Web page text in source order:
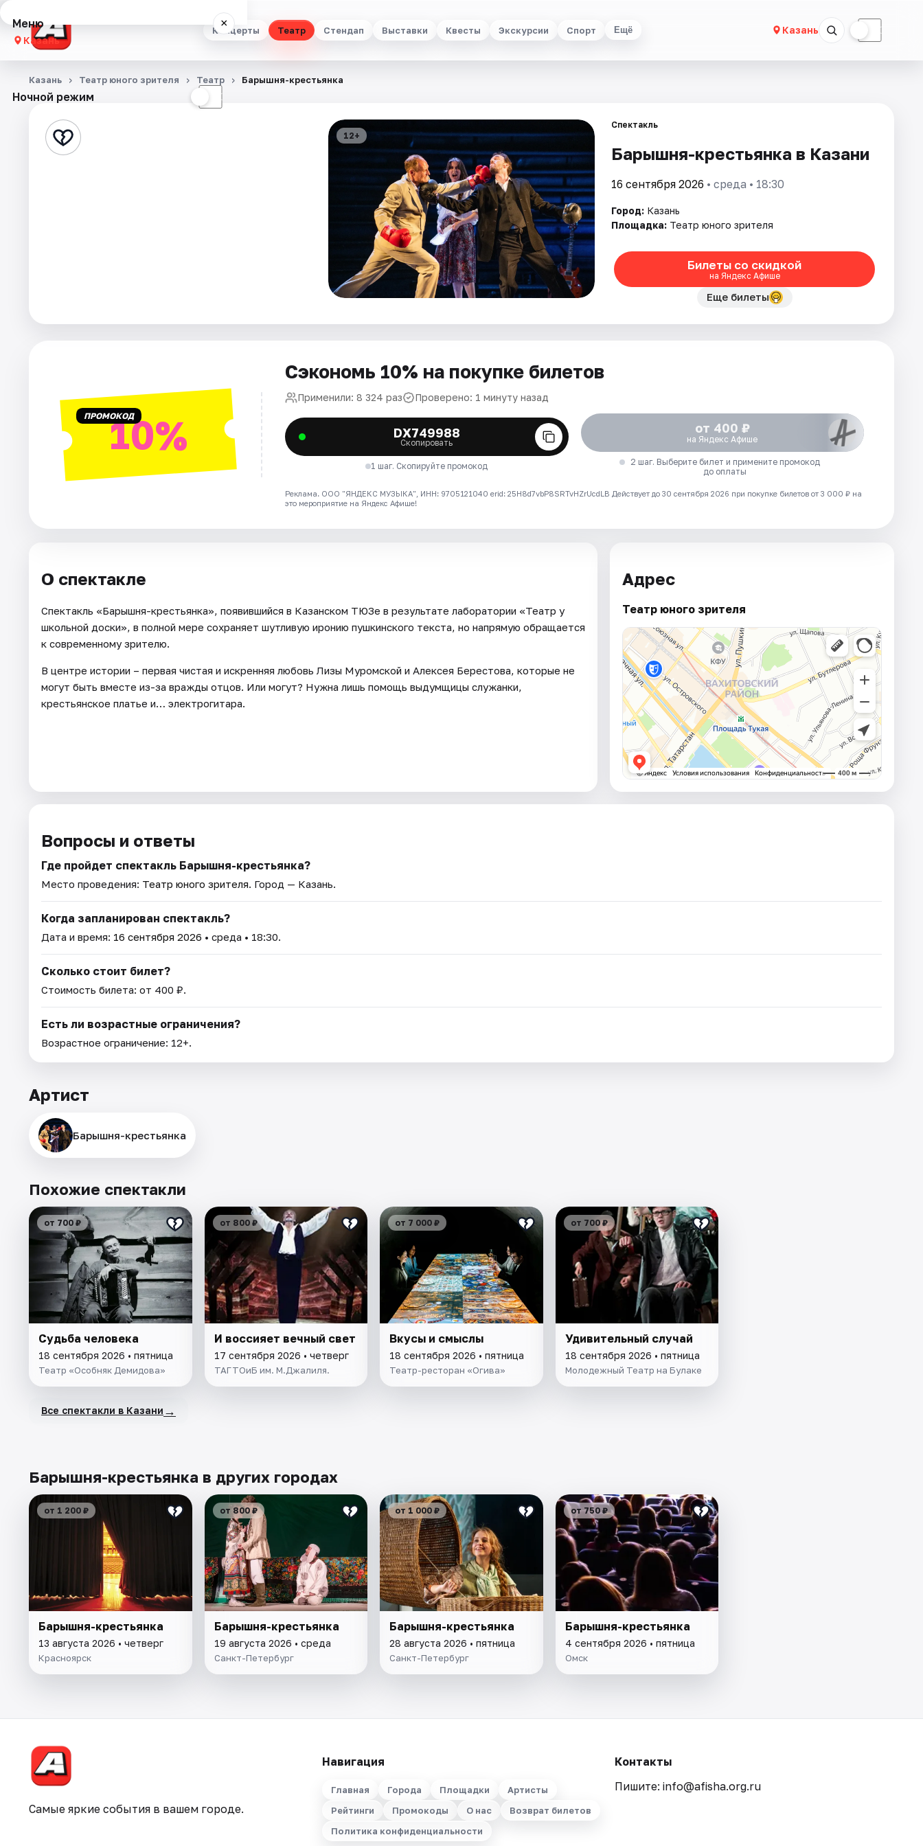
Концерты Театр Стендап Выставки Квесты Экскурсии Спорт Ещё Казань ☾
Меню ×
Казань
Концерты
Стендап
Артисты
Ночной режим ☾
Казань Театр юного зрителя Театр Барышня-крестьянка
12+
Спектакль
Барышня-крестьянка в Казани
16 сентября 2026 • среда • 18:30
Город: Казань
Площадка: Театр юного зрителя
Билеты со скидкой
на Яндекс Афише
Еще билеты
ПРОМОКОД10%
Сэкономь 10% на покупке билетов
Применили: 8 324 раз Проверено: 1 минуту назад
DX749988
Скопировать
1 шаг. Скопируйте промокод
от 400 ₽
на Яндекс Афише
2 шаг. Выберите билет и примените промокод
до оплаты
Реклама. ООО "ЯНДЕКС МУЗЫКА", ИНН: 9705121040 erid: 25H8d7vbP8SRTvHZrUcdLB Действует до 30 сентября 2026 при покупке билетов от 3 000 ₽ на
это мероприятие на Яндекс Афише!
О спектакле
Спектакль «Барышня-крестьянка», появившийся в Казанском ТЮЗе в результате лаборатории «Театр у
школьной доски», в полной мере сохраняет шутливую иронию пушкинского текста, но напрямую обращается
к современному зрителю.
В центре истории – первая чистая и искренняя любовь Лизы Муромской и Алексея Берестова, которые не
могут быть вместе из-за вражды отцов. Или могут? Нужна лишь помощь выдумщицы служанки,
крестьянское платье и… электрогитара.
Адрес
Театр юного зрителя
Вопросы и ответы
Где пройдет спектакль Барышня-крестьянка?
Место проведения: Театр юного зрителя. Город — Казань.
Когда запланирован спектакль?
Дата и время: 16 сентября 2026 • среда • 18:30.
Сколько стоит билет?
Стоимость билета: от 400 ₽.
Есть ли возрастные ограничения?
Возрастное ограничение: 12+.
Артист
Барышня-крестьянка
Похожие спектакли
от 700 ₽
Судьба человека
18 сентября 2026 • пятница
Театр «Особняк Демидова»
от 800 ₽
И воссияет вечный свет
17 сентября 2026 • четверг
ТАГТОиБ им. М.Джалиля.
от 7 000 ₽
Вкусы и смыслы
18 сентября 2026 • пятница
Театр-ресторан «Огива»
от 700 ₽
Удивительный случай
18 сентября 2026 • пятница
Молодежный Театр на Булаке
Все спектакли в Казани →
Барышня-крестьянка в других городах
от 1 200 ₽
Барышня-крестьянка
13 августа 2026 • четверг
Красноярск
от 800 ₽
Барышня-крестьянка
19 августа 2026 • среда
Санкт-Петербург
от 1 000 ₽
Барышня-крестьянка
28 августа 2026 • пятница
Санкт-Петербург
от 750 ₽
Барышня-крестьянка
4 сентября 2026 • пятница
Омск
Самые яркие события в вашем городе.
Навигация
Главная Города Площадки
Артисты
Рейтинги
Промокоды О нас
Возврат билетов
Политика конфиденциальности
Контакты
Пишите: info@afisha.org.ru